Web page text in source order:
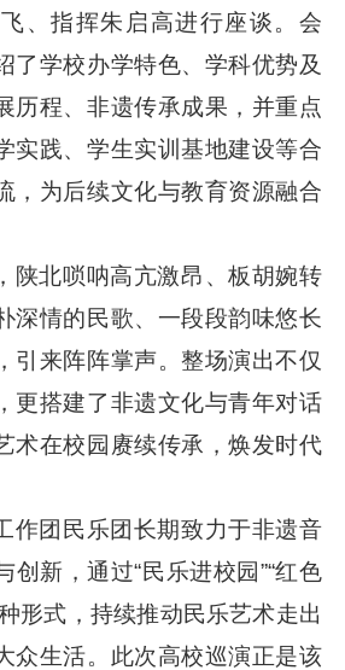
、指挥朱启高进行座谈。会
了学校办学特色、学科优势及
历程、非遗传承成果，并重点
实践、学生实训基地建设等合
，为后续文化与教育资源融合
陕北唢呐高亢激昂、板胡婉转
深情的民歌、一段段韵味悠长
引来阵阵掌声。整场演出不仅
更搭建了非遗文化与青年对话
术在校园赓续传承，焕发时代
作团民乐团长期致力于非遗音
创新，通过“民乐进校园”“红色
形式，持续推动民乐艺术走出
众生活。此次高校巡演正是该